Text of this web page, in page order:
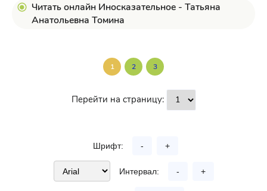
Читать онлайн Иносказательное - Татьяна
Анатольевна Томина
1 2 3
Перейти на страницу:
Шрифт: - +
Интервал: - +